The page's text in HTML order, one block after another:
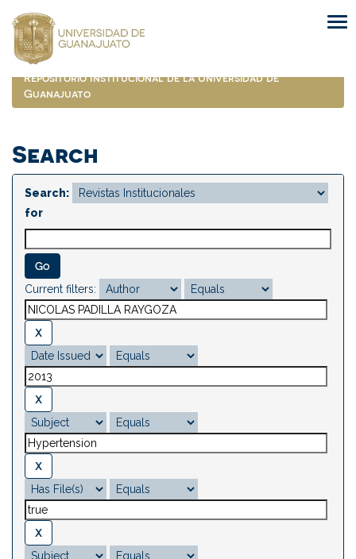
navigation
Repositorio Institucional de la Universidad de
Guanajuato
Search
Search:
for
Current filters: